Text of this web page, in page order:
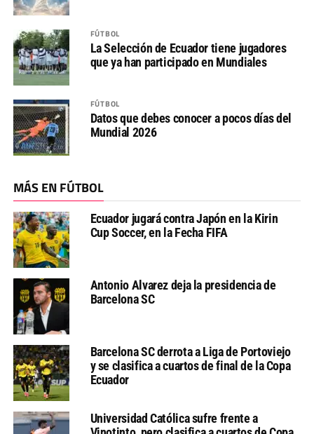
FÚTBOL
La Selección de Ecuador tiene jugadores
que ya han participado en Mundiales
FÚTBOL
Datos que debes conocer a pocos días del
Mundial 2026
MÁS EN FÚTBOL
Ecuador jugará contra Japón en la Kirin
Cup Soccer, en la Fecha FIFA
Antonio Alvarez deja la presidencia de
Barcelona SC
Barcelona SC derrota a Liga de Portoviejo
y se clasifica a cuartos de final de la Copa
Ecuador
Universidad Católica sufre frente a